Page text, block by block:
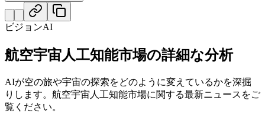
ビジョンAI
航空宇宙人工知能市場の詳細な分析
AIが空の旅や宇宙の探索をどのように変えているかを深掘
りします。航空宇宙人工知能市場に関する最新ニュースをご
覧ください。